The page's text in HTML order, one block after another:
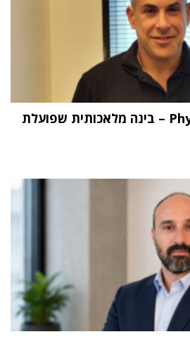
"העתיד הוא Physical AI – בינה מלאכותית שפועלת